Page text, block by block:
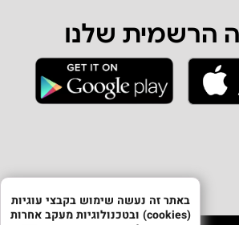
הרשמית שלנו
באתר זה נעשה שימוש בקבצי עוגיות
(cookies) ובטכנולוגיות מעקב אחרות